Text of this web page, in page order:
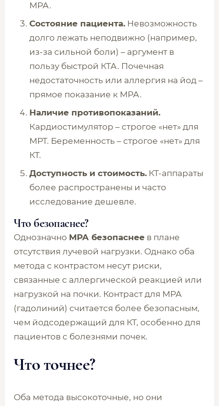
МРА.
Состояние пациента. Невозможность
долго лежать неподвижно (например,
из-за сильной боли) – аргумент в
пользу быстрой КТА. Почечная
недостаточность или аллергия на йод –
прямое показание к МРА.
Наличие противопоказаний.
Кардиостимулятор – строгое «нет» для
МРТ. Беременность – строгое «нет» для
КТ.
Доступность и стоимость. КТ-аппараты
более распространены и часто
исследование дешевле.
Что безопаснее?
Однозначно МРА безопаснее в плане
отсутствия лучевой нагрузки. Однако оба
метода с контрастом несут риски,
связанные с аллергической реакцией или
нагрузкой на почки. Контраст для МРА
(гадолиний) считается более безопасным,
чем йодсодержащий для КТ, особенно для
пациентов с болезнями почек.
Что точнее?
Оба метода высокоточные, но они